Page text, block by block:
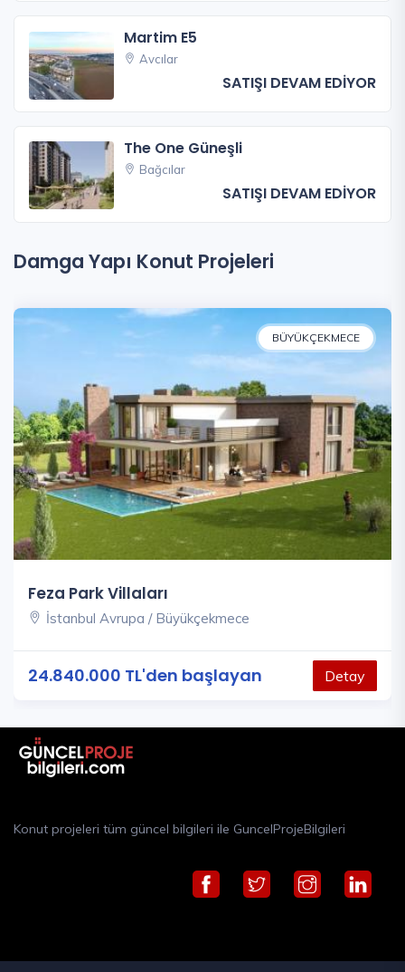
Martim E5
Avcılar
SATIŞI DEVAM EDİYOR
The One Güneşli
Bağcılar
SATIŞI DEVAM EDİYOR
Damga Yapı Konut Projeleri
BÜYÜKÇEKMECE
Feza Park Villaları
İstanbul Avrupa / Büyükçekmece
24.840.000 TL'den başlayan Detay
Konut projeleri tüm güncel bilgileri ile GuncelProjeBilgileri